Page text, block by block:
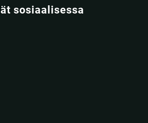
sosiaalisessa